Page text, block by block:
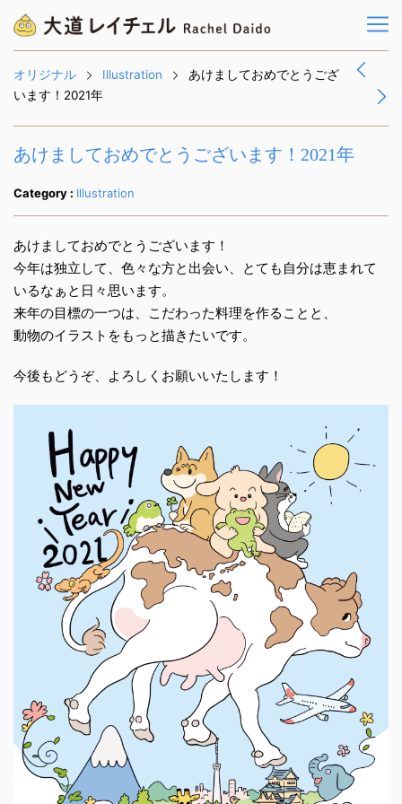
オリジナル Illustration
あけましておめでとうござ
います！2021年
あけましておめでとうございます！2021年
Category : Illustration
あけましておめでとうございます！
今年は独立して、色々な方と出会い、とても自分は恵まれて
いるなぁと日々思います。
来年の目標の一つは、こだわった料理を作ることと、
動物のイラストをもっと描きたいです。
今後もどうぞ、よろしくお願いいたします！